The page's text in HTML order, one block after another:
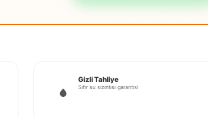
Gizli Tahliye
Sıfır su sızıntısı garantisi